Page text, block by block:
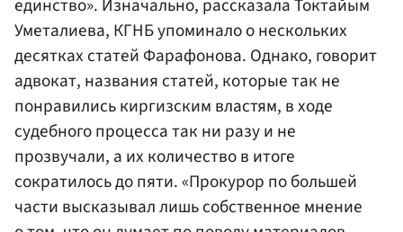
единство». Изначально, рассказала Токтайым
Уметалиева, КГНБ упоминало о нескольких
десятках статей Фарафонова. Однако, говорит
адвокат, названия статей, которые так не
понравились киргизским властям, в ходе
судебного процесса так ни разу и не
прозвучали, а их количество в итоге
сократилось до пяти. «Прокурор по большей
части высказывал лишь собственное мнение